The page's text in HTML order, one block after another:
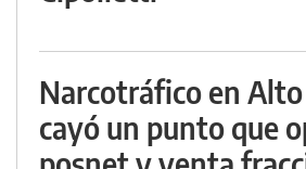
Narcotráfico en
cayó un punto que